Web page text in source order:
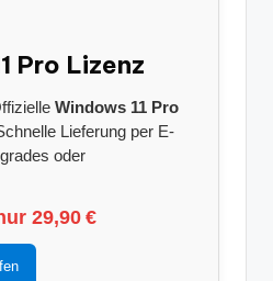
Pro Lizenz
Windows 11 Pro
Lieferung per E-
oder
29,90 €